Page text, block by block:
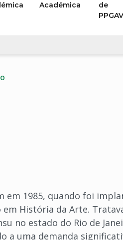
Académica
de
PPGAV
em 1985, quando foi
História da Arte.
no estado do Rio de
a uma demanda